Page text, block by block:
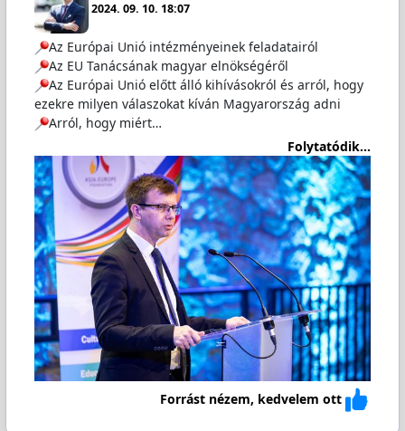
2024. 09. 10. 18:07
Az Európai Unió intézményeinek feladatairól
Az EU Tanácsának magyar elnökségéről
Az Európai Unió előtt álló kihívásokról és arról, hogy
ezekre milyen válaszokat kíván Magyarország adni
Arról, hogy miért…
Folytatódik...
Forrást nézem, kedvelem ott